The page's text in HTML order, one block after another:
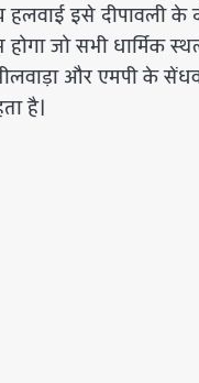
इसे दीपावली के
होगा जो सभी
और एमपी के
है।